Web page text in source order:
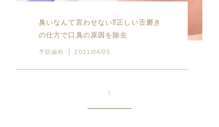
臭いなんて言わせない⁉︎正しい舌磨き
の仕方で口臭の原因を除去
予防歯科 2021/04/05
1